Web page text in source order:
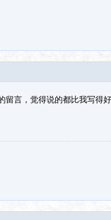
留言，觉得说的都比我写得